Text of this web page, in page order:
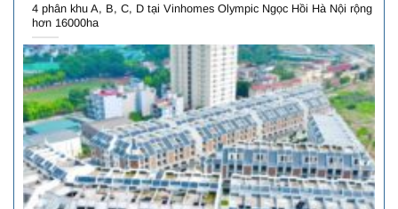
4 phân khu A, B, C, D tại Vinhomes Olympic Ngọc Hồi Hà Nội rộng
hơn 16000ha